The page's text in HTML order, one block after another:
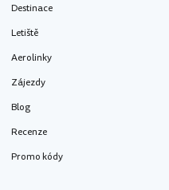
Destinace
Letiště
Aerolinky
Zájezdy
Blog
Recenze
Promo kódy